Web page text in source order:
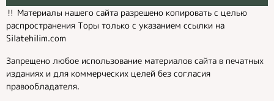
‼️ Материалы нашего сайта разрешено копировать с целью
распространения Торы только с указанием ссылки на
Silatehilim.com
Запрещено любое использование материалов сайта в печатных
изданиях и для коммерческих целей без согласия
правообладателя.